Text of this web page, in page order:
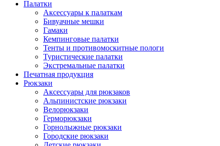
Палатки
Аксессуары к палаткам
Бивуачные мешки
Гамаки
Кемпинговые палатки
Тенты и противомоскитные пологи
Туристические палатки
Экстремальные палатки
Печатная продукция
Рюкзаки
Аксессуары для рюкзаков
Альпинистские рюкзаки
Велорюкзаки
Герморюкзаки
Горнолыжные рюкзаки
Городские рюкзаки